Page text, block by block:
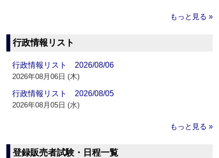
もっと見る »
行政情報リスト
行政情報リスト 2026/08/06
2026年08月06日 (木)
行政情報リスト 2026/08/05
2026年08月05日 (水)
もっと見る »
登録販売者試験・日程一覧